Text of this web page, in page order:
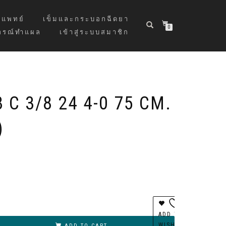
แพทย์
เข็มและกระบอกฉีดยา
รณ์ทำแผล เข้าสู่ระบบสมาชิก
0
C 3/8 24 4-0 75 CM.
ADD TO